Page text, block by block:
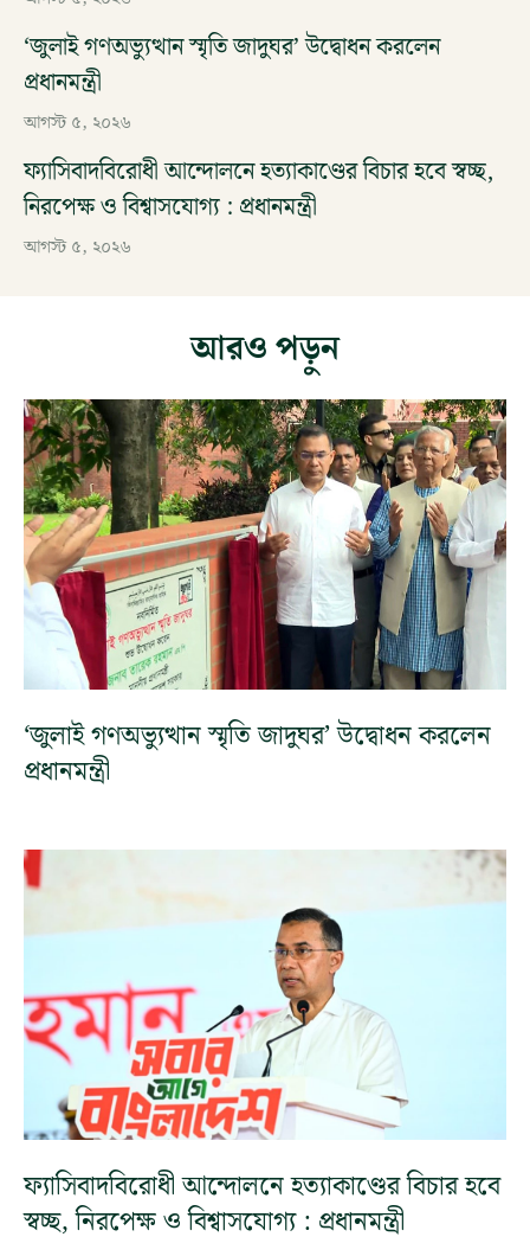
‘জুলাই গণঅভ্যুত্থান স্মৃতি জাদুঘর’ উদ্বোধন করলেন
প্রধানমন্ত্রী
আগস্ট ৫, ২০২৬
ফ্যাসিবাদবিরোধী আন্দোলনে হত্যাকাণ্ডের বিচার হবে স্বচ্ছ,
নিরপেক্ষ ও বিশ্বাসযোগ্য : প্রধানমন্ত্রী
আগস্ট ৫, ২০২৬
আরও পড়ুন
‘জুলাই গণঅভ্যুত্থান স্মৃতি জাদুঘর’ উদ্বোধন করলেন
প্রধানমন্ত্রী
ফ্যাসিবাদবিরোধী আন্দোলনে হত্যাকাণ্ডের বিচার হবে
স্বচ্ছ, নিরপেক্ষ ও বিশ্বাসযোগ্য : প্রধানমন্ত্রী